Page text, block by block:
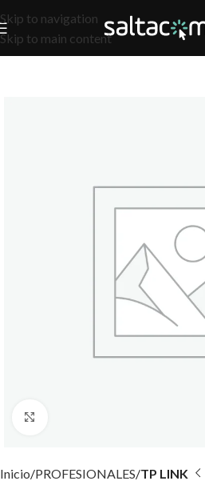
Skip to navigation
Skip to main content
Inicio PROFESIONALES TP LINK